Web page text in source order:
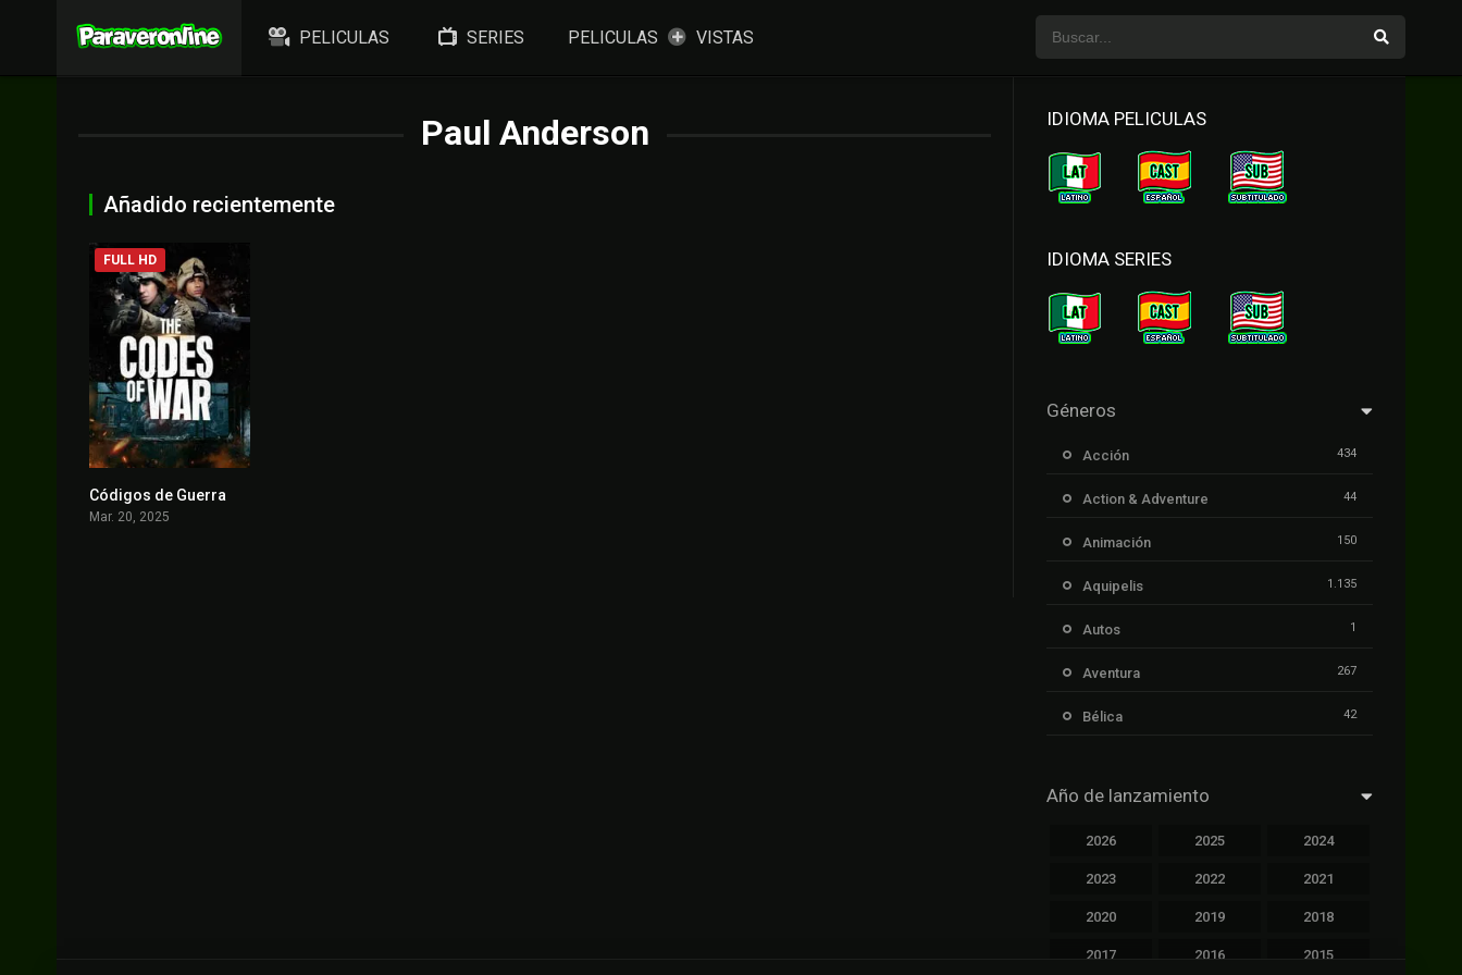
PELICULAS SERIES PELICULAS VISTAS
Paul Anderson
Añadido recientemente
5.3
FULL HD
Códigos de Guerra
Mar. 20, 2025
IDIOMA PELICULAS
IDIOMA SERIES
Géneros
Acción 434
Action & Adventure 44
Animación 150
Aquipelis 1.135
Autos 1
Aventura 267
Bélica 42
Cinecalidad
Cinetux 1.139
Año de lanzamiento
2026 2025 2024
2023 2022 2021
2020 2019 2018
2017 2016 2015